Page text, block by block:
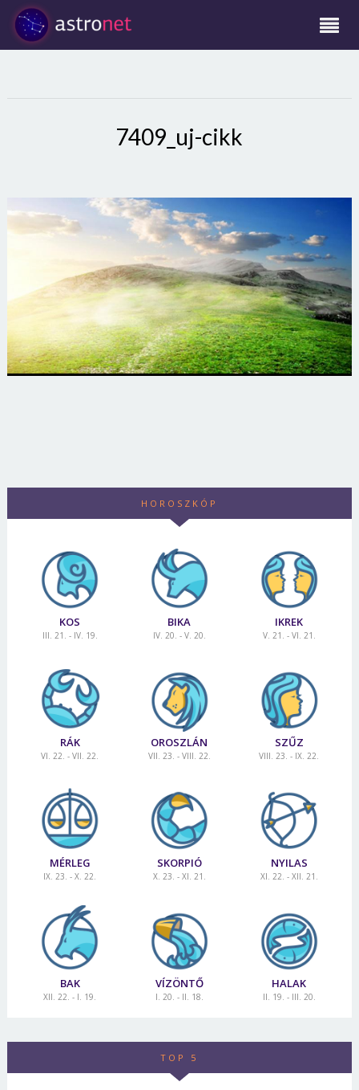
7409_uj-cikk
HOROSZKÓP
KOS
III. 21. - IV. 19.
BIKA
IV. 20. - V. 20.
IKREK
V. 21. - VI. 21.
RÁK
VI. 22. - VII. 22.
OROSZLÁN
VII. 23. - VIII. 22.
SZŰZ
VIII. 23. - IX. 22.
MÉRLEG
IX. 23. - X. 22.
SKORPIÓ
X. 23. - XI. 21.
NYILAS
XI. 22. - XII. 21.
BAK
XII. 22. - I. 19.
VÍZÖNTŐ
I. 20. - II. 18.
HALAK
II. 19. - III. 20.
TOP 5